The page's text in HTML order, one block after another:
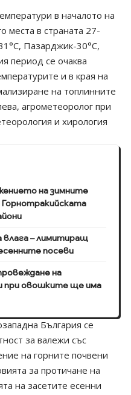
в началото на
места в страната 27-
Пазарджик-30°С,
период се очаква
и в края на
на топлинните
агрометеоролог при
и хирология
на зимните
– лимитиращ
посеви
на
при овошките ще има
България се
за валежи със
на горните почвени
за протичане на
на засетите есенни